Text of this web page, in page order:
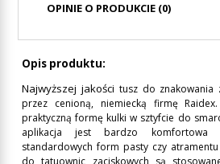
OPINIE O PRODUKCIE (0)
Opis produktu:
Najwyższej jakości tusz do znakowania
przez cenioną, niemiecką firmę
praktyczną formę kulki w sztyfcie do
aplikacja jest bardzo komfortowa
standardowych form pasty czy
do tatuownic zaciskowych są